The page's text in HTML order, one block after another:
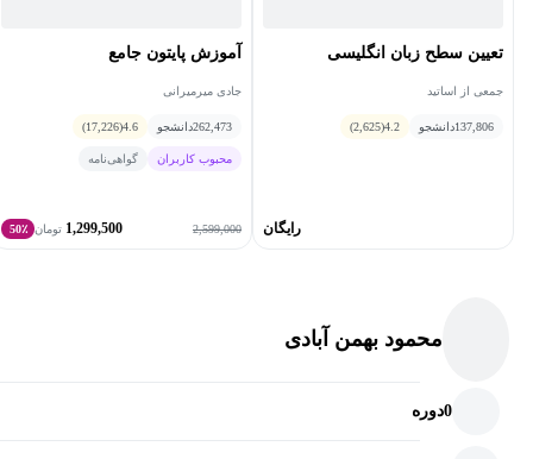
تعیین سطح زبان انگلیسی
جمعی از اساتید
137,806دانشجو 4.2
(2,625)
رایگان
آموزش پایتون جامع
جادی میرمیرانی
262,473دانشجو 4.6
(17,226)
محبوب کاربران گواهی‌نامه
2,599,000
1,299,500 تومان 50٪
محمود بهمن آبادی
0دوره